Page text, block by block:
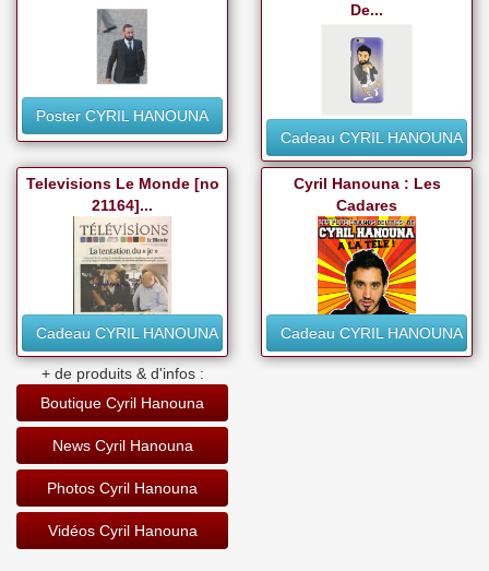
Poster CYRIL HANOUNA
De...
Cadeau CYRIL HANOUNA
Televisions Le Monde [no
21164]...
Cadeau CYRIL HANOUNA
Cyril Hanouna : Les
Cadares
Cadeau CYRIL HANOUNA
+ de produits & d'infos :
Boutique Cyril Hanouna
News Cyril Hanouna
Photos Cyril Hanouna
Vidéos Cyril Hanouna